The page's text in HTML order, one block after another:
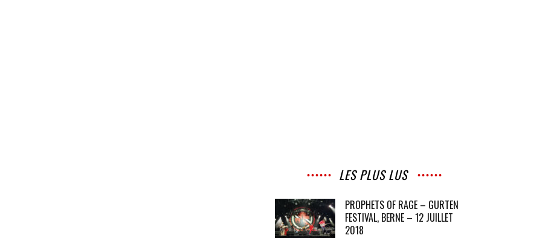
LES PLUS LUS
PROPHETS OF RAGE – GURTEN
FESTIVAL, BERNE – 12 JUILLET
2018